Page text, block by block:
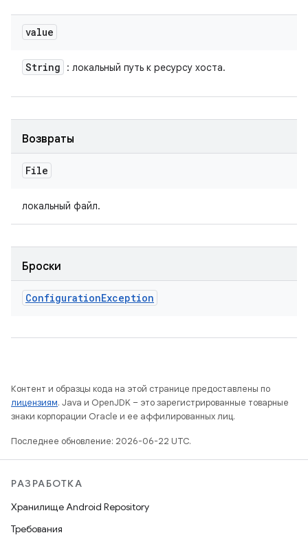
value
String : локальный путь к ресурсу хоста.
Возвраты
File
локальный файл.
Броски
ConfigurationException
Контент и образцы кода на этой странице предоставлены по
лицензиям. Java и OpenJDK – это зарегистрированные товарные
знаки корпорации Oracle и ее аффилированных лиц.
Последнее обновление: 2026-06-22 UTC.
РАЗРАБОТКА
Хранилище Android Repository
Требования